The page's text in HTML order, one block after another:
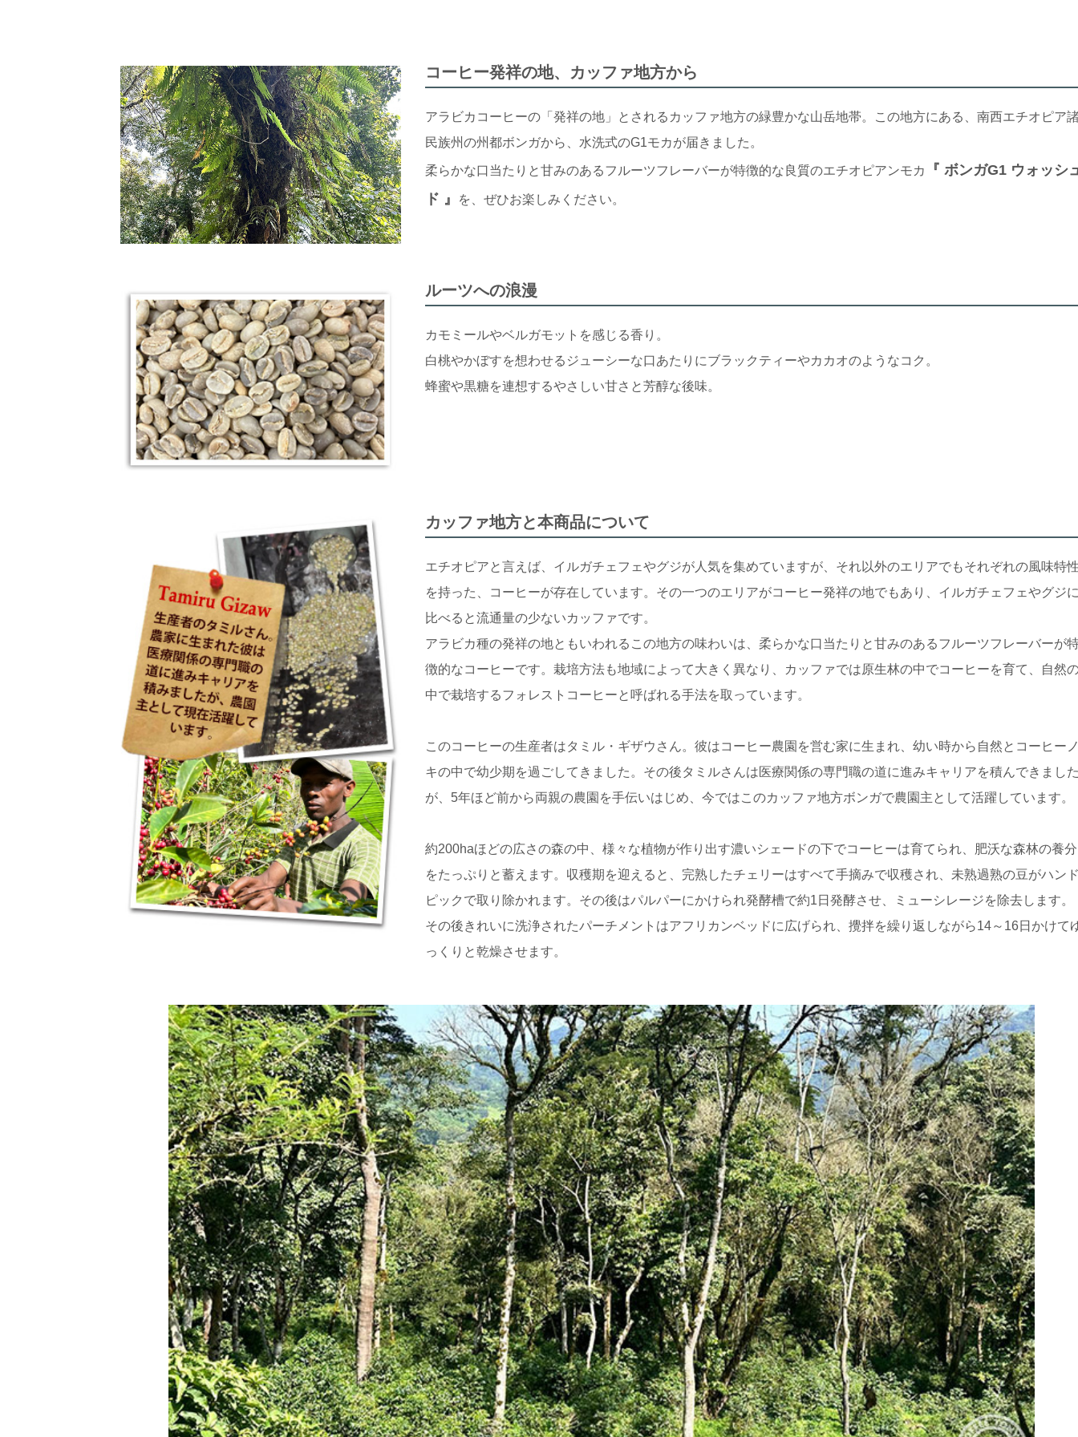
コーヒー発祥の地、カッファ地方から
アラビカコーヒーの「発祥の地」とされるカッファ地方の緑豊かな山岳地帯。この地方にある、南西エチオピア
民族州の州都ボンガから、水洗式のG1モカが届きました。
柔らかな口当たりと甘みのあるフルーツフレーバーが特徴的な良質のエチオピアンモカ
『 ボンガG1 ウォッシ
ド 』
を、ぜひお楽しみください。
ルーツへの浪漫
カモミールやベルガモットを感じる香り。
白桃やかぼすを想わせるジューシーな口あたりにブラックティーやカカオのようなコク。
蜂蜜や黒糖を連想するやさしい甘さと芳醇な後味。
カッファ地方と本商品について
エチオピアと言えば、イルガチェフェやグジが人気を集めていますが、それ以外のエリアでもそれぞれの風味特
を持った、コーヒーが存在しています。その一つのエリアがコーヒー発祥の地でもあり、イルガチェフェやグジ
比べると流通量の少ないカッファです。
アラビカ種の発祥の地ともいわれるこの地方の味わいは、柔らかな口当たりと甘みのあるフルーツフレーバーが
徴的なコーヒーです。栽培方法も地域によって大きく異なり、カッファでは原生林の中でコーヒーを育て、自然
中で栽培するフォレストコーヒーと呼ばれる手法を取っています。
このコーヒーの生産者はタミル・ギザウさん。彼はコーヒー農園を営む家に生まれ、幼い時から自然とコーヒー
キの中で幼少期を過ごしてきました。その後タミルさんは医療関係の専門職の道に進みキャリアを積んできまし
が、5年ほど前から両親の農園を手伝いはじめ、今ではこのカッファ地方ボンガで農園主として活躍しています。
約200haほどの広さの森の中、様々な植物が作り出す濃いシェードの下でコーヒーは育てられ、肥沃な森林の養分
をたっぷりと蓄えます。収穫期を迎えると、完熟したチェリーはすべて手摘みで収穫され、未熟過熟の豆がハン
ピックで取り除かれます。その後はパルパーにかけられ発酵槽で約1日発酵させ、ミューシレージを除去します。
その後きれいに洗浄されたパーチメントはアフリカンベッドに広げられ、攪拌を繰り返しながら14～16日かけて
っくりと乾燥させます。